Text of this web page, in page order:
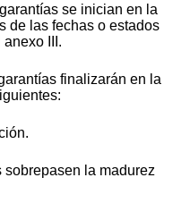
se inician en la
de las fechas o estados
III.
finalizarán en la
sobrepasen la madurez